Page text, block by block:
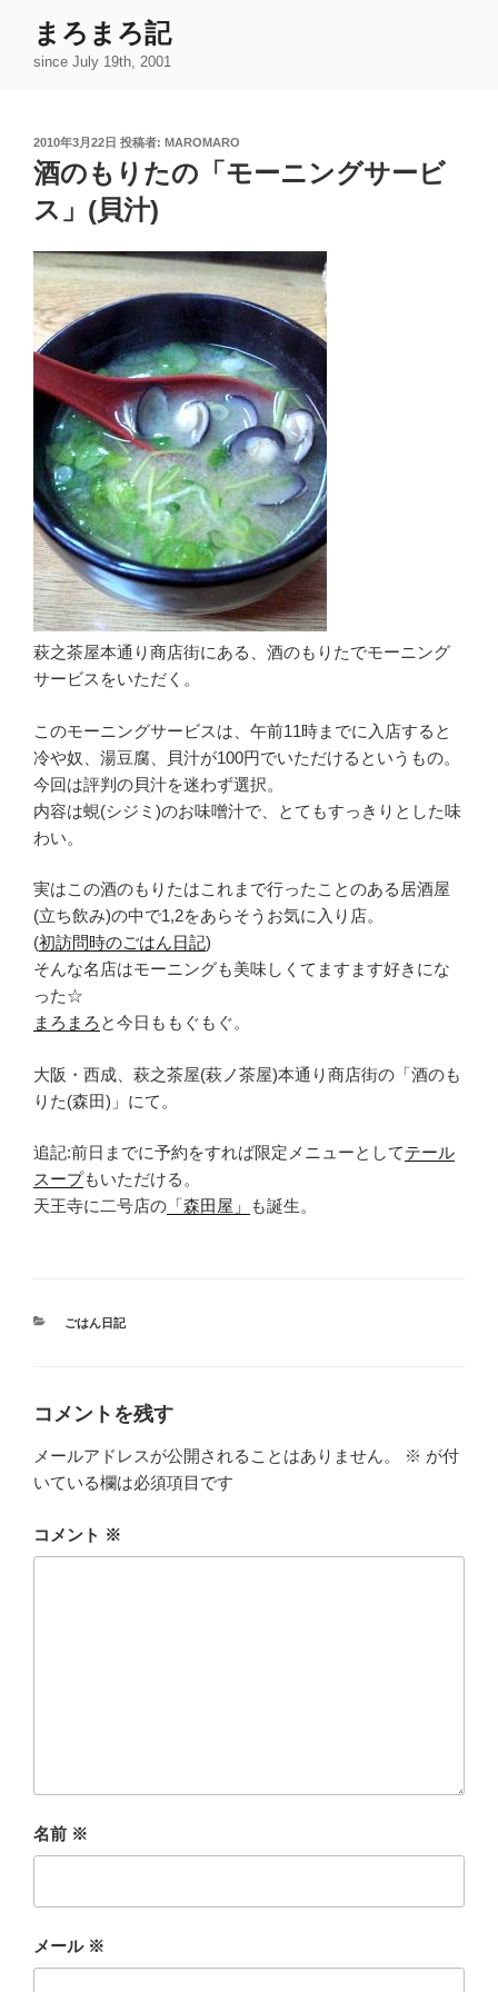
まろまろ記
since July 19th, 2001
投
稿
日:
2010年3月22日 投稿者: MAROMARO
酒のもりたの「モーニングサービ
ス」(貝汁)
萩之茶屋本通り商店街にある、酒のもりたでモーニング
サービスをいただく。
このモーニングサービスは、午前11時までに入店すると
冷や奴、湯豆腐、貝汁が100円でいただけるというもの。
今回は評判の貝汁を迷わず選択。
内容は蜆(シジミ)のお味噌汁で、とてもすっきりとした味
わい。
実はこの酒のもりたはこれまで行ったことのある居酒屋
(立ち飲み)の中で1,2をあらそうお気に入り店。
(初訪問時のごはん日記)
そんな名店はモーニングも美味しくてますます好きにな
った☆
まろまろ と今日ももぐもぐ。
大阪・西成、萩之茶屋(萩ノ茶屋)本通り商店街の「酒のも
りた(森田)」にて。
追記:前日までに予約をすれば限定メニューとしてテール
スープもいただける。
天王寺に二号店の 「森田屋」 も誕生。
カ
ごはん日記
コメントを残す
メールアドレスが公開されることはありません。 ※ が付
いている欄は必須項目です
コメント ※
名前 ※
メール ※